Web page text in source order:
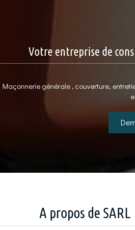
Votre entreprise de
Maçonnerie générale , couverture,
A propos de